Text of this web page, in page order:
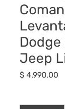
Jeep
$ 4.990,00